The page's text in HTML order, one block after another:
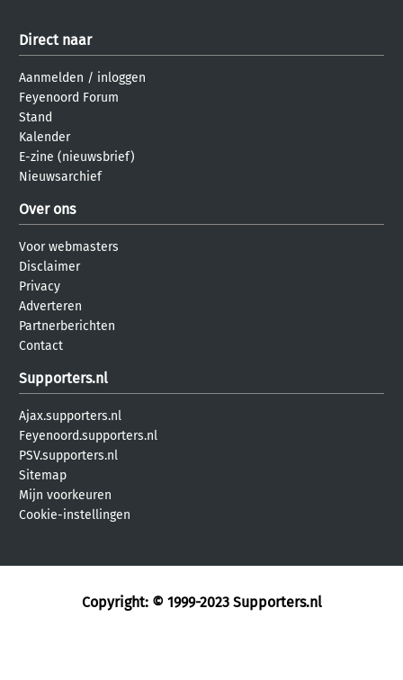
Direct naar
Aanmelden / inloggen
Feyenoord Forum
Stand
Kalender
E-zine (nieuwsbrief)
Nieuwsarchief
Over ons
Voor webmasters
Disclaimer
Privacy
Adverteren
Partnerberichten
Contact
Supporters.nl
Ajax.supporters.nl
Feyenoord.supporters.nl
PSV.supporters.nl
Sitemap
Mijn voorkeuren
Cookie-instellingen
Copyright: © 1999-2023 Supporters.nl